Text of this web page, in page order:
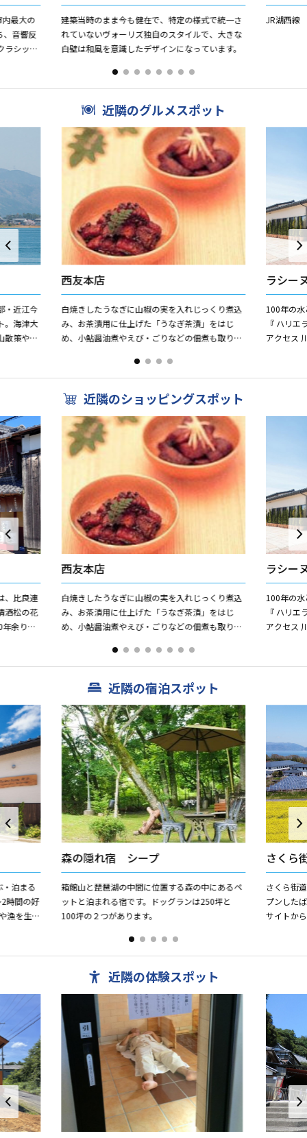
最大の
、音響反
ラシック
建築当時のまま今も健在で、特定の様式で統一さ
れていないヴォーリズ独自のスタイルで、大きな
白壁は和風を意識したデザインになっています。
JR湖西線
近隣のグルメスポット
・近江今
。海津大
散策や竹
西友本店
白焼きしたうなぎに山椒の実を入れじっくり煮込
み、お茶漬用に仕上げた「うなぎ茶漬」をはじ
め、小鮎醤油煮やえび・ごりなどの佃煮も取り揃
ラシー
100年の
『 ハリ
アクセス
近隣のショッピングスポット
、比良連
酒松の花
余りた
西友本店
白焼きしたうなぎに山椒の実を入れじっくり煮込
み、お茶漬用に仕上げた「うなぎ茶漬」をはじ
め、小鮎醤油煮やえび・ごりなどの佃煮も取り揃
利用頂けます。
ラシー
100年の
『 ハリ
アクセス
近隣の宿泊スポット
泊まる
時間の好
漁を生業
森の隠れ宿 シープ
箱館山と琵琶湖の中間に位置する森の中にあるペ
ットと泊まれる宿です。ドッグランは250坪と
100坪の２つがあります。
さくら
さくら街
プンした
サイトか
近隣の体験スポット